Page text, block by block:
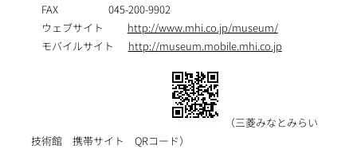
FAX 045-200-9902
ウェブサイト http://www.mhi.co.jp/museum/
モバイルサイト http://museum.mobile.mhi.co.jp
（三菱みなとみらい
技術館 携帯サイト QRコード）